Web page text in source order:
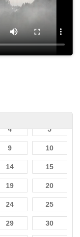
4 5
9 10
14 15
19 20
24 25
29 30